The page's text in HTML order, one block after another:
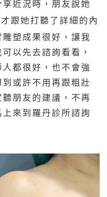
近況時，朋友說她
才跟她打聽了詳細的內
塑成果很好，讓我
以先去諮詢看看，
都很好，也不會強
或許不用再跟粗壯
朋友的建議，不再
來到羅丹診所諮詢